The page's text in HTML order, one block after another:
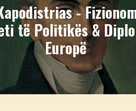
-
të Politikës &
Europë